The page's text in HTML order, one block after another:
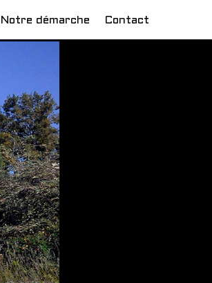
Notre démarche Contact